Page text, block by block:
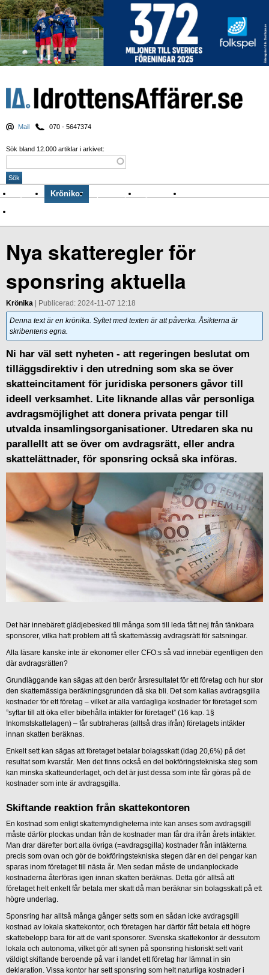
Mail 070 - 5647374
Sök bland 12.000 artiklar i arkivet:
Nyheter Krönikor Sport & spel Nyhetsbrev
Nya skatteregler för
sponsring aktuella
Krönika | Publicerad: 2024-11-07 12:18
Denna text är en krönika. Syftet med texten är att påverka. Åsikterna är
skribentens egna.
Ni har väl sett nyheten - att regeringen beslutat om
tilläggsdirektiv i den utredning som ska se över
skatteincitament för juridiska personers gåvor till
ideell verksamhet. Lite liknande allas vår personliga
avdragsmöjlighet att donera privata pengar till
utvalda insamlingsorganisationer. Utredaren ska nu
parallellt att se över om avdragsrätt, eller andra
skattelättnader, för sponsring också ska införas.
Det här innebärett glädjebesked till många som till leda fått nej från tänkbara
sponsorer, vilka haft problem att få skattemässig avdragsrätt för satsningar.
Alla läsare kanske inte är ekonomer eller CFO:s så vad innebär egentligen den
där avdragsrätten?
Grundläggande kan sägas att den berör årsresultatet för ett företag och hur stor
den skattemässiga beräkningsgrunden då ska bli. Det som kallas avdragsgilla
kostnader för ett företag – vilket är alla vardagliga kostnader för företaget som
”syftar till att öka eller bibehålla intäkter för företaget” (16 kap. 1§
Inkomstskattelagen) – får subtraheras (alltså dras ifrån) företagets intäkter
innan skatten beräknas.
Enkelt sett kan sägas att företaget betalar bolagsskatt (idag 20,6%) på det
resultat som kvarstår. Men det finns också en del bokföringstekniska steg som
kan minska skatteunderlaget, och det är just dessa som inte får göras på de
kostnader som inte är avdragsgilla.
Skiftande reaktion från skattekontoren
En kostnad som enligt skattemyndigheterna inte kan anses som avdragsgill
måste därför plockas undan från de kostnader man får dra ifrån årets intäkter.
Man drar därefter bort alla övriga (=avdragsgilla) kostnader från intäkterna
precis som ovan och gör de bokföringstekniska stegen där en del pengar kan
sparas inom företaget till nästa år. Men sedan måste de undanplockade
kostnaderna återföras igen innan skatten beräknas. Detta gör alltså att
företaget helt enkelt får betala mer skatt då man beräknar sin bolagsskatt på ett
högre underlag.
Sponsring har alltså många gånger setts som en sådan icke avdragsgill
kostnad av lokala skattekontor, och företagen har därför fått betala ett högre
skattebelopp bara för att de varit sponsorer. Svenska skattekontor är dessutom
lokala och autonoma, vilket gör att synen på sponsring historiskt sett varit
väldigt skiftande beroende på var i landet ett företag har lämnat in sin
deklaration. Vissa kontor har sett sponsring som helt naturliga kostnader i